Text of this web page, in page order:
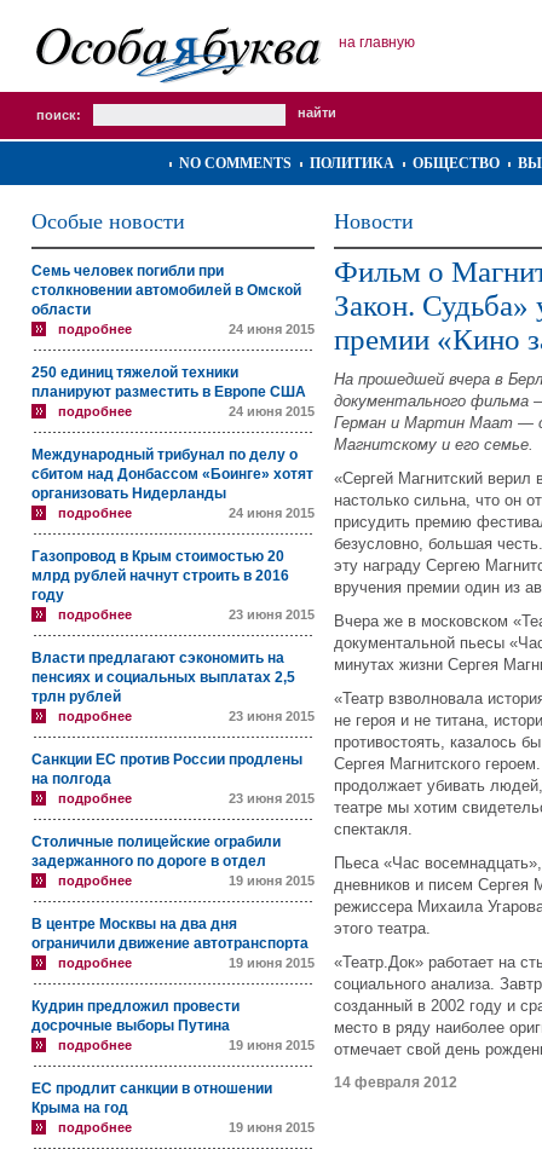
на главную
поиск:
NO COMMENTS ПОЛИТИКА ОБЩЕСТВО
Особые новости
Семь человек погибли при
столкновении автомобилей в Омской
области
подробнее 24 июня 2015
250 единиц тяжелой техники
планируют разместить в Европе США
подробнее 24 июня 2015
Международный трибунал по делу о
сбитом над Донбассом «Боинге» хотят
организовать Нидерланды
подробнее 24 июня 2015
Газопровод в Крым стоимостью 20
млрд рублей начнут строить в 2016
году
подробнее 23 июня 2015
Власти предлагают сэкономить на
пенсиях и социальных выплатах 2,5
трлн рублей
подробнее 23 июня 2015
Санкции ЕС против России продлены
на полгода
подробнее 23 июня 2015
Столичные полицейские ограбили
задержанного по дороге в отдел
подробнее 19 июня 2015
В центре Москвы на два дня
ограничили движение автотранспорта
подробнее 19 июня 2015
Кудрин предложил провести
досрочные выборы Путина
подробнее 19 июня 2015
ЕС продлит санкции в отношении
Крыма на год
подробнее 19 июня 2015
Новости
Фильм о
Закон.
премии «Кино
На прошедшей вчера в
документального фильма
Герман и Мартин Маат —
Магнитскому и его семье.
«Сергей Магнитский верил
настолько сильна, что он
присудить премию
безусловно, большая
эту награду Сергею
вручения премии один из
Вчера же в московском
документальной пьесы
минутах жизни Сергея
«Театр взволновала
не героя и не титана,
противостоять, казалось
Сергея Магнитского
продолжает убивать
театре мы хотим
спектакля.
Пьеса «Час
дневников и писем Сергея
режиссера Михаила
этого театра.
«Театр.Док» работает на
социального анализа.
созданный в 2002 году и
место в ряду наиболее
отмечает свой день
14 февраля 2012